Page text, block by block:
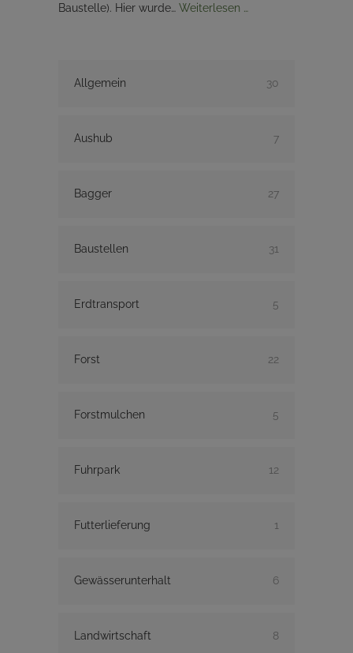
Baustelle). Hier wurde… Weiterlesen …
Allgemein 30
Aushub 7
Bagger 27
Baustellen 31
Erdtransport 5
Forst 22
Forstmulchen 5
Fuhrpark 12
Futterlieferung 1
Gewässerunterhalt 6
Landwirtschaft 8